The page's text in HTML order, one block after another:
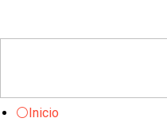
⚪Inicio